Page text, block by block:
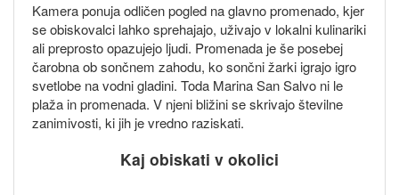
Kamera ponuja odličen pogled na glavno promenado, kjer
se obiskovalci lahko sprehajajo, uživajo v lokalni kulinariki
ali preprosto opazujejo ljudi. Promenada je še posebej
čarobna ob sončnem zahodu, ko sončni žarki igrajo igro
svetlobe na vodni gladini. Toda Marina San Salvo ni le
plaža in promenada. V njeni bližini se skrivajo številne
zanimivosti, ki jih je vredno raziskati.
Kaj obiskati v okolici